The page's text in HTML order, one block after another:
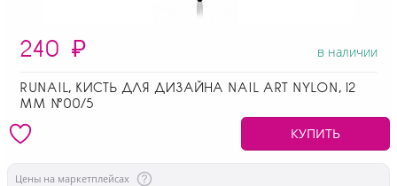
240 ₽ в наличии
RUNAIL, КИСТЬ ДЛЯ ДИЗАЙНА NAIL ART NYLON, 12
ММ №00/5
КУПИТЬ
Цены на маркетплейсах